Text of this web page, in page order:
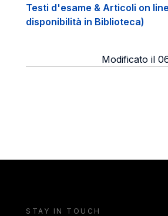
Testi d'esame & Articoli on
disponibilità in Biblioteca)
Modificato il
STAY IN TOUCH